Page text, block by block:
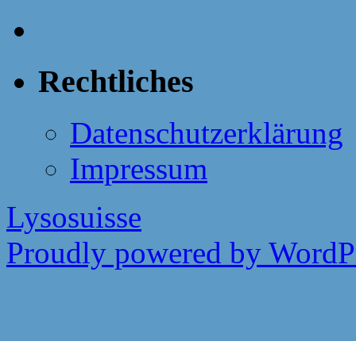
Rechtliches
Datenschutzerklärung
Impressum
Lysosuisse
Proudly powered by